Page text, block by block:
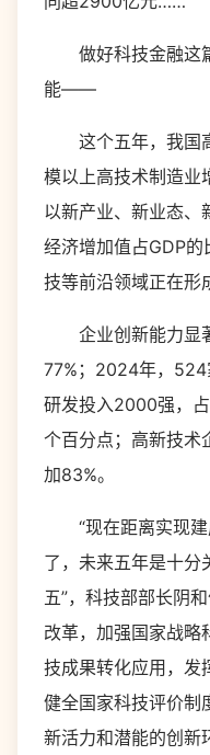
做好科技金融这
能——
这个五年，我国
模以上高技术制造业
以新产业、新业态、
经济增加值占GDP
技等前沿领域正在形
企业创新能力显
77%；2024年，524
研发投入2000强，
个百分点；高新技
加83%。
“现在距离实现建
了，未来五年是十分
五”，科技部部长阴
改革，加强国家战略
技成果转化应用，发
健全国家科技评价制
新活力和潜能的创新